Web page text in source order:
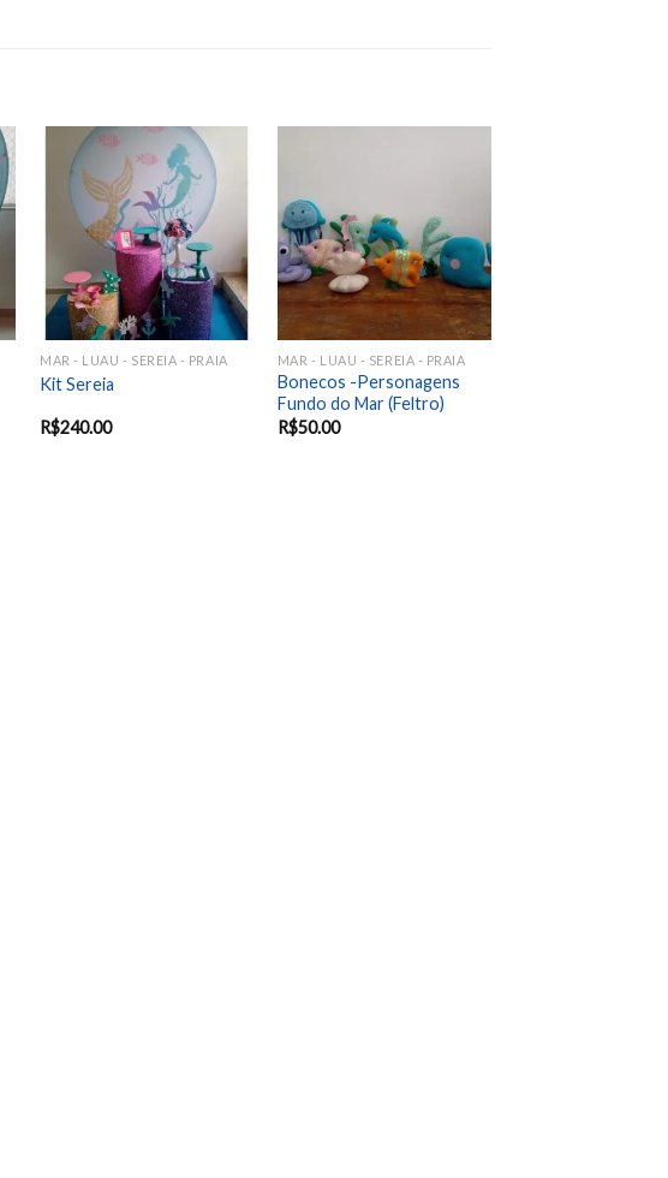
Add to
wishlist
MAR - LUAU - SEREIA - PRAIA
Kit Sereia
R$240.00
MAR - LUAU - SEREIA - PRAIA
Bonecos -Personagens
Fundo do Mar (Feltro)
R$50.00